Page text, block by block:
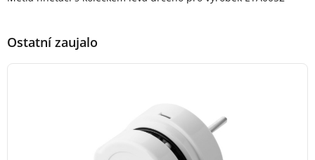
Ostatní zaujalo